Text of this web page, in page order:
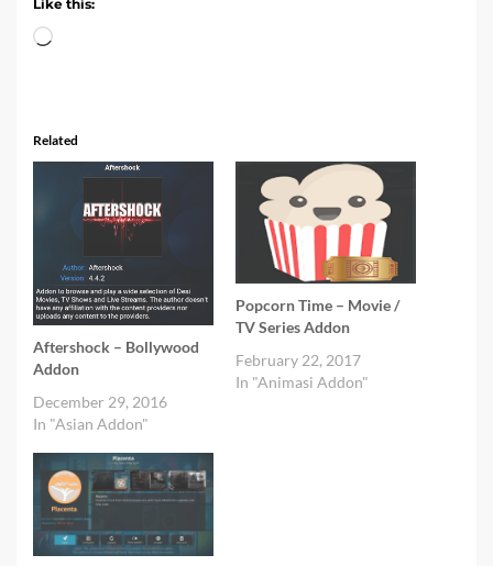
Like this:
Loading…
Related
Aftershock – Bollywood
Addon
December 29, 2016
In "Asian Addon"
Popcorn Time – Movie /
TV Series Addon
February 22, 2017
In "Animasi Addon"